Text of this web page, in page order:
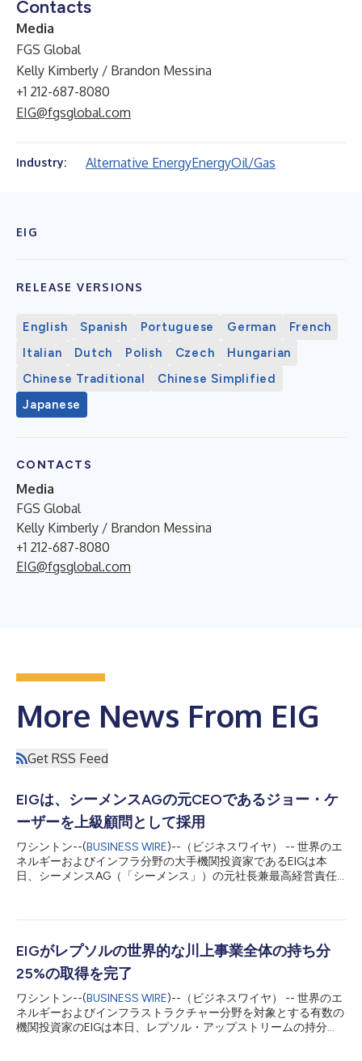
Contacts
Media
FGS Global
Kelly Kimberly / Brandon Messina
+1 212-687-8080
EIG@fgsglobal.com
Industry: Alternative EnergyEnergyOil/Gas
EIG
RELEASE VERSIONS
English Spanish Portuguese German
French
Italian
Dutch Polish Czech
Hungarian
Chinese Traditional
Chinese Simplified
Japanese
CONTACTS
Media
FGS Global
Kelly Kimberly / Brandon Messina
+1 212-687-8080
EIG@fgsglobal.com
More News From EIG
Get RSS Feed
EIGは、シーメンスAGの元CEOであるジョー・ケ
ーザーを上級顧問として採用
ワシントン--(BUSINESS WIRE)--（ビジネスワイヤ） -- 世界のエ
ネルギーおよびインフラ分野の大手機関投資家であるEIGは本
日、シーメンスAG（「シーメンス」）の元社長兼最高経営責任
再生可能エネルギー、エネルギー転換に重点を置いて、世界のエ
言を提供します。 ケーザー氏は、2013年から2021年までシーメ
ンスの社長兼最高経営責任者を務め、2006年から2013年まで最
高財務責任者を務めました。シーメンス在職中、ケーザー氏は著
しい成長と変革を監督し、シーメンスのコングロマリット構造を
シーメンスヘルシナーズ、シーメンスエナジー、新産業シーメン
スAGの3つの重点企業に再編するなど、主要な戦略的イニシアチ
ブを通じて会社を導き、すべての利害関係者に大きな価値をもた
EIGがレプソルの世界的な川上事業全体の持ち分
25%の取得を完了
ワシントン--(BUSINESS WIRE)--（ビジネスワイヤ） -- 世界のエ
ネルギーおよびインフラストラクチャー分野を対象とする有数の
機関投資家のEIGは本日、レプソル・アップストリームの持分